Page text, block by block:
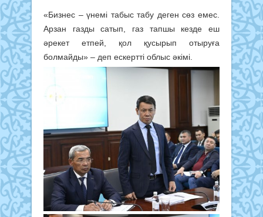
«Бизнес – үнемі табыс табу деген сөз емес.
Арзан газды сатып, газ тапшы кезде еш
әрекет етпей, қол қусырып отыруға
болмайды» – деп ескертті облыс әкімі.